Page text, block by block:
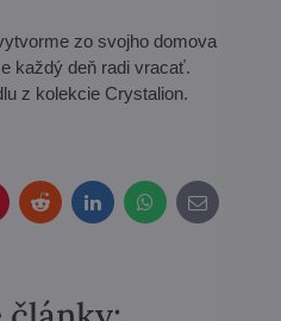
zo svojho domova
každý deň radi vracať.
z kolekcie Crystalion.
RedditLinkedInWhatsApp
E-
mail